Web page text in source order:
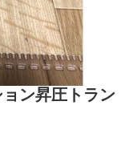
ン昇圧トラン